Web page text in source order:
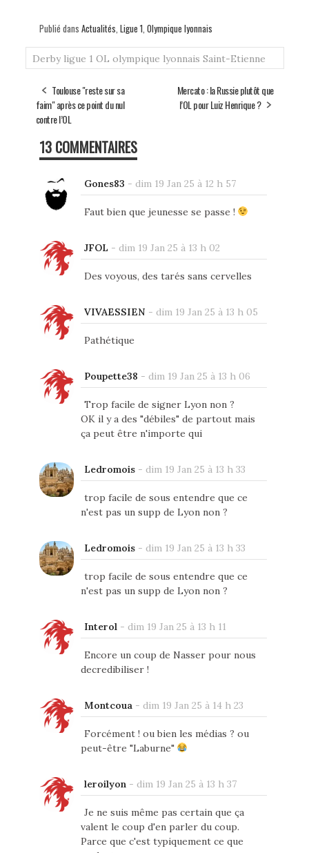
Publié dans Actualités, Ligue 1, Olympique lyonnais
Derby ligue 1 OL olympique lyonnais Saint-Etienne
Toulouse "reste sur sa
faim" après ce point du nul
contre l’OL
Mercato : la Russie plutôt que
l’OL pour Luiz Henrique ?
13 COMMENTAIRES
Gones83 - dim 19 Jan 25 à 12 h 57
Faut bien que jeunesse se passe !
JFOL - dim 19 Jan 25 à 13 h 02
Des voyous, des tarés sans cervelles
VIVAESSIEN - dim 19 Jan 25 à 13 h 05
Pathétique
Poupette38 - dim 19 Jan 25 à 13 h 06
Trop facile de signer Lyon non ?
OK il y a des "débiles" de partout mais
ça peut être n'importe qui
Ledromois- dim 19 Jan 25 à 13 h 33
trop facile de sous entendre que ce
n'est pas un supp de Lyon non ?
Ledromois- dim 19 Jan 25 à 13 h 33
trop facile de sous entendre que ce
n'est pas un supp de Lyon non ?
Interol- dim 19 Jan 25 à 13 h 11
Encore un coup de Nasser pour nous
decredibiliser !
Montcoua- dim 19 Jan 25 à 14 h 23
Forcément ! ou bien les médias ? ou
peut-être "Laburne"
leroilyon- dim 19 Jan 25 à 13 h 37
Je ne suis même pas certain que ça
valent le coup d'en parler du coup.
Parce que c'est typiquement ce que